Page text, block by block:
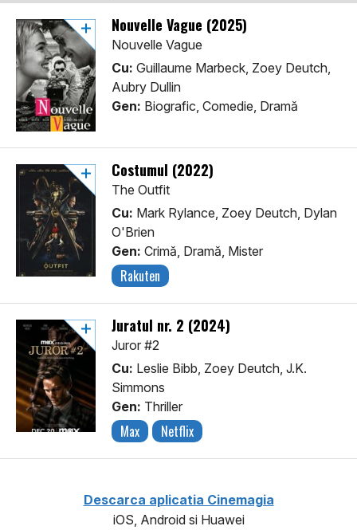
Nouvelle Vague (2025)
Nouvelle Vague
Cu: Guillaume Marbeck, Zoey Deutch,
Aubry Dullin
Gen: Biografic, Comedie, Dramă
Costumul (2022)
The Outfit
Cu: Mark Rylance, Zoey Deutch, Dylan
O'Brien
Gen: Crimă, Dramă, Mister
Rakuten
Juratul nr. 2 (2024)
Juror #2
Cu: Leslie Bibb, Zoey Deutch, J.K.
Simmons
Gen: Thriller
Max Netflix
Descarca aplicatia Cinemagia
iOS, Android si Huawei